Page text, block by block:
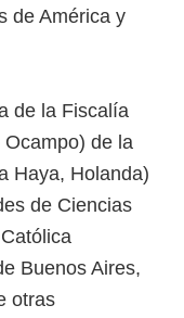
de América y
de la Fiscalía
de la
Haya, Holanda)
de Ciencias
Buenos Aires,
otras